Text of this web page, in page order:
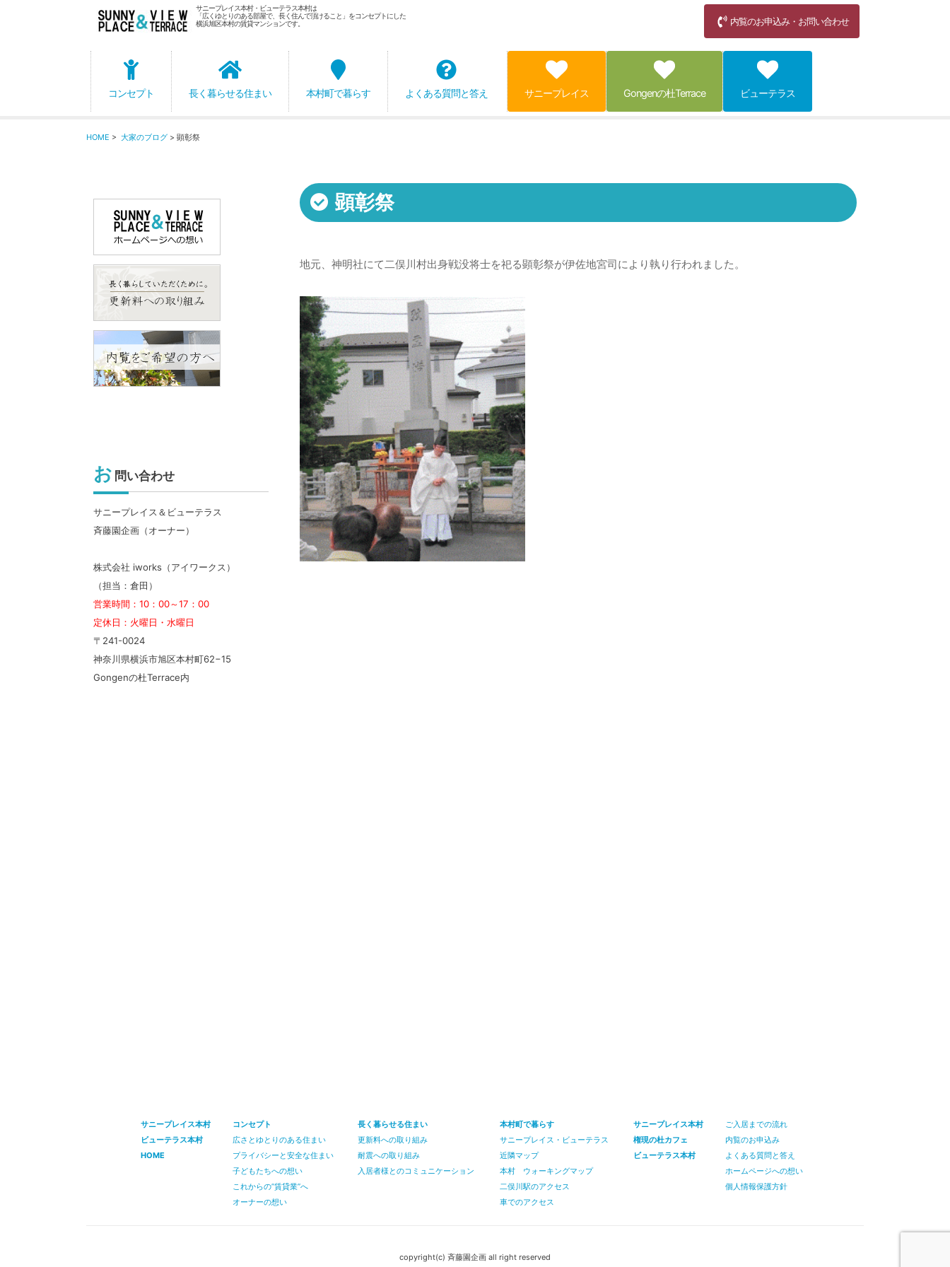
サニープレイス本村・ビューテラス本村は
「広くゆとりのある部屋で、長く住んで頂けること」をコンセプトにした
横浜旭区本村の賃貸マンションです。
内覧のお申込み・お問い合わせ
コンセプト 長く暮らせる住まい 本村町で暮らす よくある質問と答え サニープレイス Gongenの杜Terrace ビューテラス
HOME > 大家のブログ > 顕彰祭
顕彰祭
地元、神明社にて二俣川村出身戦没将士を祀る顕彰祭が伊佐地宮司により執り行われました。
お 問い合わせ
サニープレイス＆ビューテラス
斉藤園企画（オーナー）
株式会社 iworks（アイワークス）
（担当：倉田）
営業時間：10：00～17：00
定休日：火曜日・水曜日
〒241-0024
神奈川県横浜市旭区本村町62−15
Gongenの杜Terrace内
サニープレイス本村
ビューテラス本村
HOME
コンセプト
広さとゆとりのある住まい
プライバシーと安全な住まい
子どもたちへの想い
これからの”賃貸業”へ
オーナーの想い
長く暮らせる住まい
更新料への取り組み
耐震への取り組み
入居者様とのコミュニケーション
本村町で暮らす
サニープレイス・ビューテラス
近隣マップ
本村 ウォーキングマップ
二俣川駅のアクセス
車でのアクセス
サニープレイス本村
権現の杜カフェ
ビューテラス本村
ご入居までの流れ
内覧のお申込み
よくある質問と答え
ホームページへの想い
個人情報保護方針
copyright(c) 斉藤園企画 all right reserved